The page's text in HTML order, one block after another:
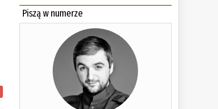
Piszą w numerze